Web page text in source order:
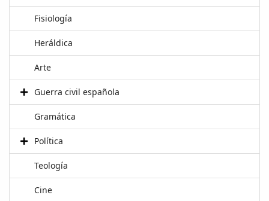
Fisiología
Heráldica
Arte
Guerra civil española
Gramática
Política
Teología
Cine